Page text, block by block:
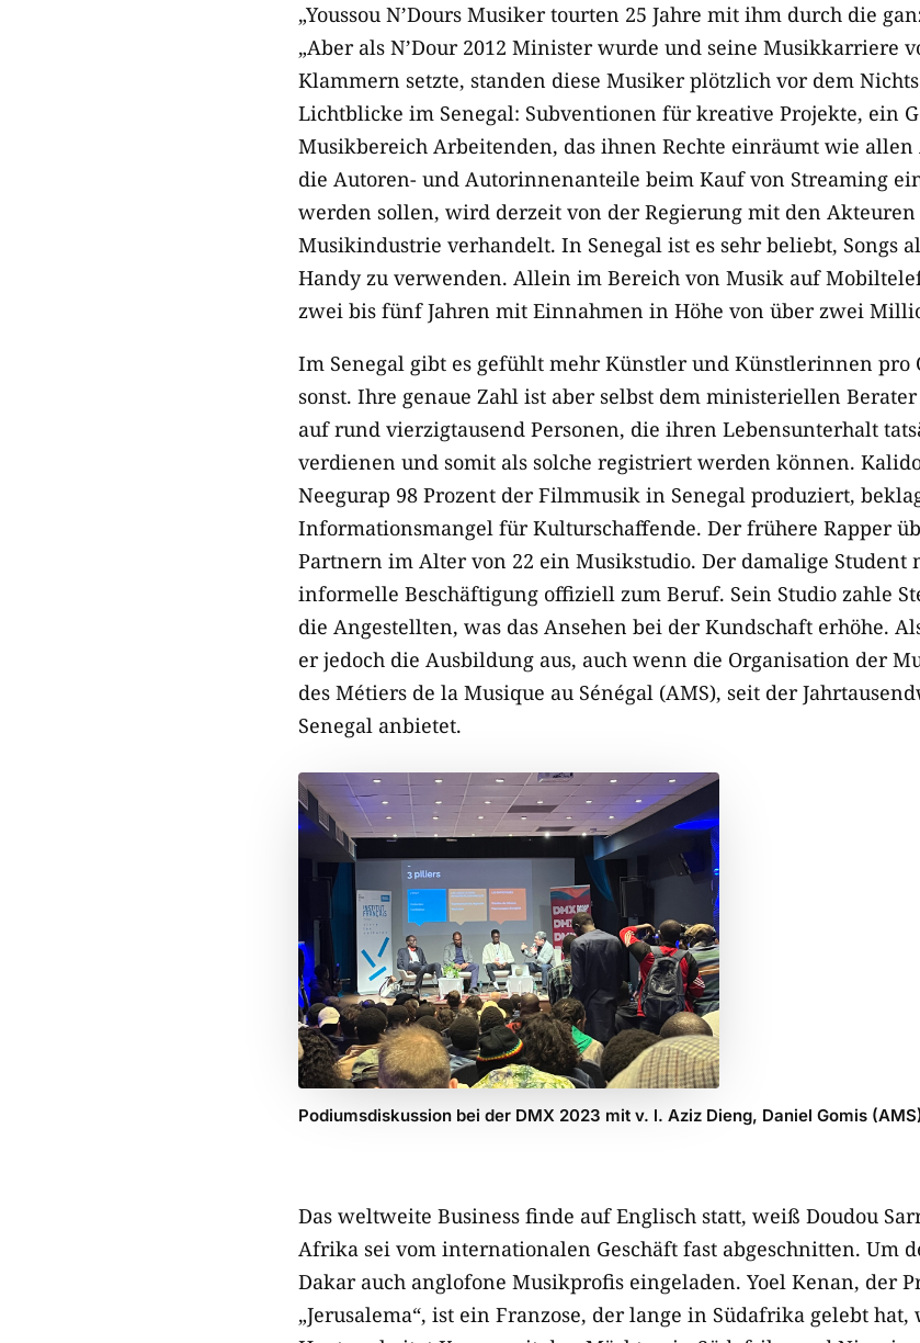
„Youssou N’Dours Musiker tourten 25 Jahre mit ihm durch die
„Aber als N’Dour 2012 Minister wurde und seine Musikkarriere
Klammern setzte, standen diese Musiker plötzlich vor dem
Lichtblicke im Senegal: Subventionen für kreative Projekte, ein
Musikbereich Arbeitenden, das ihnen Rechte einräumt wie
die Autoren- und Autorinnenanteile beim Kauf von Streaming
werden sollen, wird derzeit von der Regierung mit den
Musikindustrie verhandelt. In Senegal ist es sehr beliebt, Songs
Handy zu verwenden. Allein im Bereich von Musik auf
zwei bis fünf Jahren mit Einnahmen in Höhe von über zwei
Im Senegal gibt es gefühlt mehr Künstler und Künstlerinnen pro
sonst. Ihre genaue Zahl ist aber selbst dem ministeriellen
auf rund vierzigtausend Personen, die ihren Lebensunterhalt
verdienen und somit als solche registriert werden können.
Neegurap 98 Prozent der Filmmusik in Senegal produziert,
Informationsmangel für Kulturschaffende. Der frühere Rapper
Partnern im Alter von 22 ein Musikstudio. Der damalige Student
informelle Beschäftigung offiziell zum Beruf. Sein Studio zahle
die Angestellten, was das Ansehen bei der Kundschaft erhöhe.
er jedoch die Ausbildung aus, auch wenn die Organisation der
des Métiers de la Musique au Sénégal (AMS), seit der
Senegal anbietet.
Podiumsdiskussion bei der DMX 2023 mit v. l. Aziz Dieng, Daniel Gomis
Das weltweite Business finde auf Englisch statt, weiß Doudou
Afrika sei vom internationalen Geschäft fast abgeschnitten. Um
Dakar auch anglofone Musikprofis eingeladen. Yoel Kenan, der
„Jerusalema“, ist ein Franzose, der lange in Südafrika gelebt